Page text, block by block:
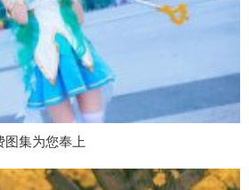
图集为您奉上